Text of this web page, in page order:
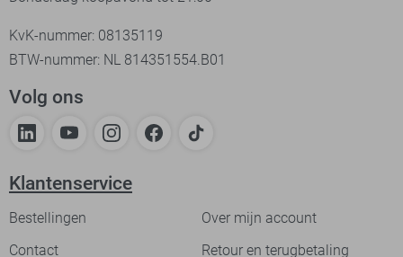
KvK-nummer: 08135119
BTW-nummer: NL 814351554.B01
Volg ons
Klantenservice
Bestellingen
Over mijn account
Contact
Retour en terugbetaling